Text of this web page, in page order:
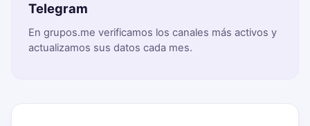
Telegram
En grupos.me verificamos los canales más activos y
actualizamos sus datos cada mes.